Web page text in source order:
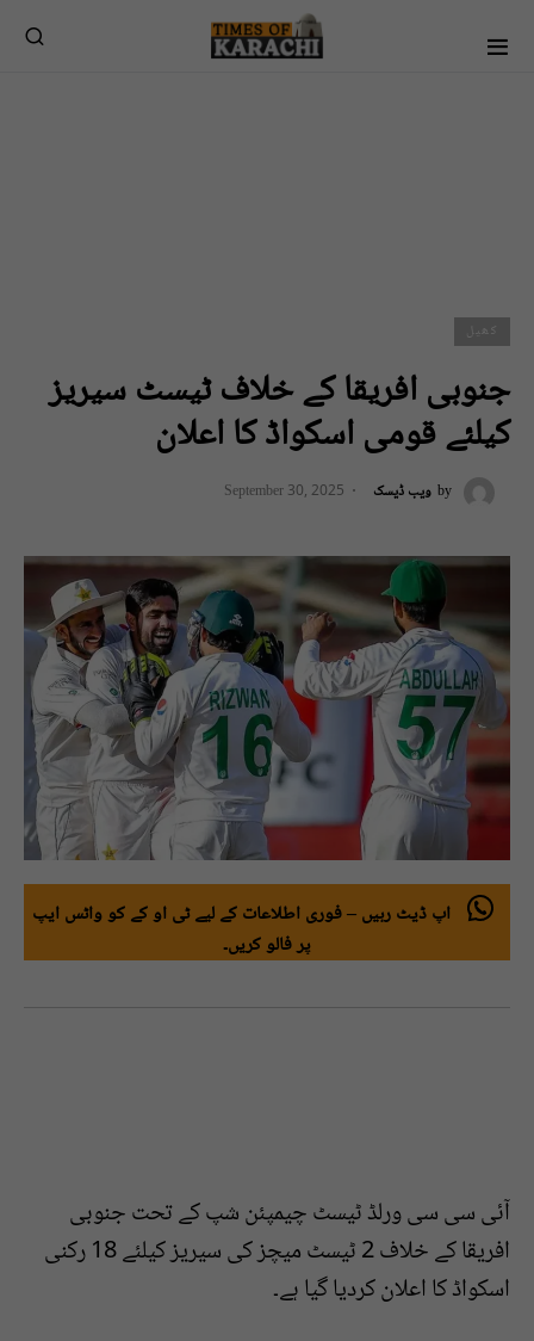
کھیل
جنوبی افریقا کے خلاف ٹیسٹ سیریز
کیلئے قومی اسکواڈ کا اعلان
by ویب ڈیسک September 30, 2025
اپ ڈیٹ رہیں – فوری اطلاعات کے لیے ٹی او کے کو واٹس ایپ
پر فالو کریں۔
آئی سی سی ورلڈ ٹیسٹ چیمپئن شپ کے تحت جنوبی
افریقا کے خلاف 2 ٹیسٹ میچز کی سیریز کیلئے 18 رکنی
اسکواڈ کا اعلان کردیا گیا ہے۔